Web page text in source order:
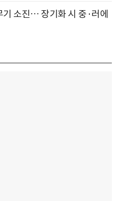
기 소진… 장기화 시 중·러에